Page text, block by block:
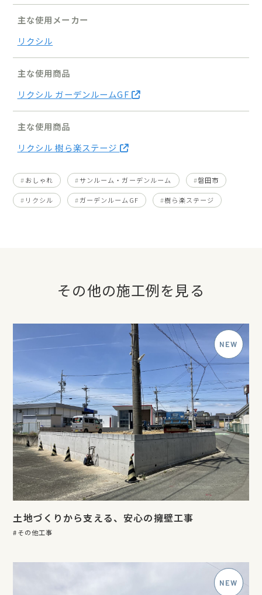
主な使用メーカー
リクシル
主な使用商品
リクシル ガーデンルームGF
主な使用商品
リクシル 樹ら楽ステージ
おしゃれ サンルーム・ガーデンルーム 磐田市
リクシル ガーデンルームGF 樹ら楽ステージ
その他の施工例を見る
土地づくりから支える、安心の擁壁工事
その他工事